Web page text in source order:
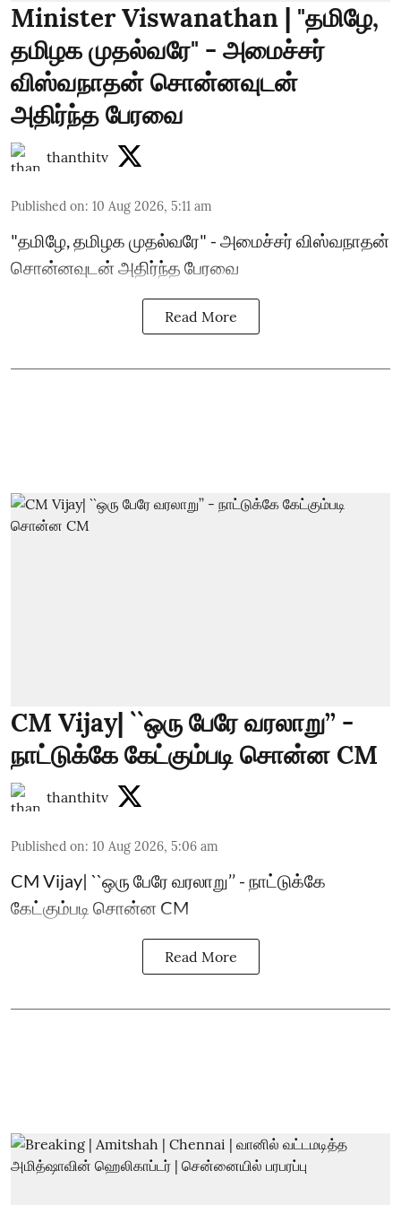
Minister Viswanathan | "தமிழே,
தமிழக முதல்வரே" - அமைச்சர்
விஸ்வநாதன் சொன்னவுடன்
அதிர்ந்த பேரவை
thanthitv
Published on: 10 Aug 2026, 5:11 am
"தமிழே, தமிழக முதல்வரே" - அமைச்சர் விஸ்வநாதன்
சொன்னவுடன் அதிர்ந்த பேரவை
Read More
CM Vijay| ``ஒரு பேரே வரலாறு’’ -
நாட்டுக்கே கேட்கும்படி சொன்ன CM
thanthitv
Published on: 10 Aug 2026, 5:06 am
CM Vijay| ``ஒரு பேரே வரலாறு’’ - நாட்டுக்கே
கேட்கும்படி சொன்ன CM
Read More